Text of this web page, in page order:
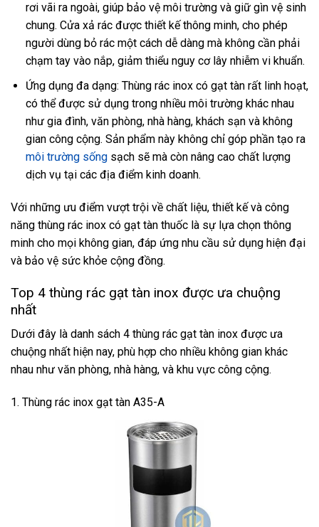
rơi vãi ra ngoài, giúp bảo vệ môi trường và giữ gìn vệ sinh
chung. Cửa xả rác được thiết kế thông minh, cho phép
người dùng bỏ rác một cách dễ dàng mà không cần phải
chạm tay vào nắp, giảm thiểu nguy cơ lây nhiễm vi khuẩn.
Ứng dụng đa dạng: Thùng rác inox có gạt tàn rất linh hoạt,
có thể được sử dụng trong nhiều môi trường khác nhau
như gia đình, văn phòng, nhà hàng, khách sạn và không
gian công cộng. Sản phẩm này không chỉ góp phần tạo ra
môi trường sốngsạch sẽ mà còn nâng cao chất lượng
dịch vụ tại các địa điểm kinh doanh.
Với những ưu điểm vượt trội về chất liệu, thiết kế và công
năng thùng rác inox có gạt tàn thuốc là sự lựa chọn thông
minh cho mọi không gian, đáp ứng nhu cầu sử dụng hiện đại
và bảo vệ sức khỏe cộng đồng.
Top 4 thùng rác gạt tàn inox được ưa chuộng
nhất
Dưới đây là danh sách 4 thùng rác gạt tàn inox được ưa
chuộng nhất hiện nay, phù hợp cho nhiều không gian khác
nhau như văn phòng, nhà hàng, và khu vực công cộng.
1. Thùng rác inox gạt tàn A35-A